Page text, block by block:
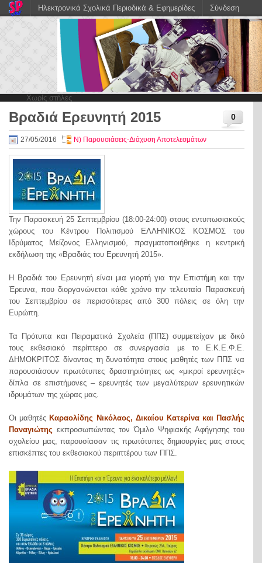
Χωρίς στήλες
0
Βραδιά Ερευνητή 2015
27/05/2016 Ν) Παρουσιάσεις-Διάχυση Αποτελεσμάτων
Την Παρασκευή 25 Σεπτεμβρίου (18:00-24:00) στους εντυπωσιακούς
χώρους του Κέντρου Πολιτισμού ΕΛΛΗΝΙΚΟΣ ΚΟΣΜΟΣ του
Ιδρύματος Μείζονος Ελληνισμού, πραγματοποιήθηκε η κεντρική
εκδήλωση της «Βραδιάς του Ερευνητή 2015».
H Βραδιά του Ερευνητή είναι μια γιορτή για την Επιστήμη και την
Έρευνα, που διοργανώνεται κάθε χρόνο την τελευταία Παρασκευή
του Σεπτεμβρίου σε περισσότερες από 300 πόλεις σε όλη την
Ευρώπη.
Τα Πρότυπα και Πειραματικά Σχολεία (ΠΠΣ) συμμετείχαν με δικό
τους εκθεσιακό περίπτερο σε συνεργασία με το Ε.Κ.Ε.Φ.Ε.
ΔΗΜΟΚΡΙΤΟΣ δίνοντας τη δυνατότητα στους μαθητές των ΠΠΣ να
παρουσιάσουν πρωτότυπες δραστηριότητες ως «μικροί ερευνητές»
δίπλα σε επιστήμονες – ερευνητές των μεγαλύτερων ερευνητικών
ιδρυμάτων της χώρας μας.
Οι μαθητές Καραολίδης Νικόλαος, Δικαίου Κατερίνα και Πασλής
Παναγιώτης εκπροσωπώντας τον Όμιλο Ψηφιακής Αφήγησης του
σχολείου μας, παρουσίασαν τις πρωτότυπες δημιουργίες μας στους
επισκέπτες του εκθεσιακού περιπτέρου των ΠΠΣ.
Ηλεκτρονικά Σχολικά Περιοδικά & Εφημερίδες Σύνδεση